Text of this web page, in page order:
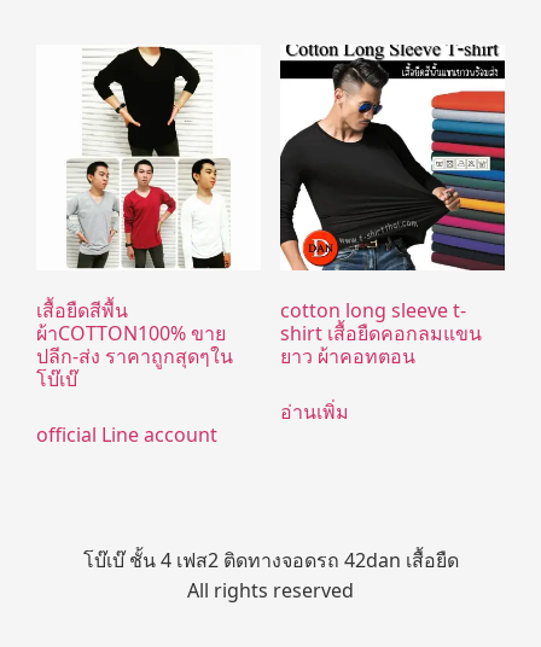
เสื้อยืดสีพื้น
ผ้าCOTTON100% ขาย
ปลีก-ส่ง ราคาถูกสุดๆใน
โบ๊เบ๊
official Line account
cotton long sleeve t-
shirt เสื้อยืดคอกลมแขน
ยาว ผ้าคอทตอน
อ่านเพิ่ม
โบ๊เบ๊ ชั้น 4 เฟส2 ติดทางจอดรถ 42dan เสื้อยืด
All rights reserved